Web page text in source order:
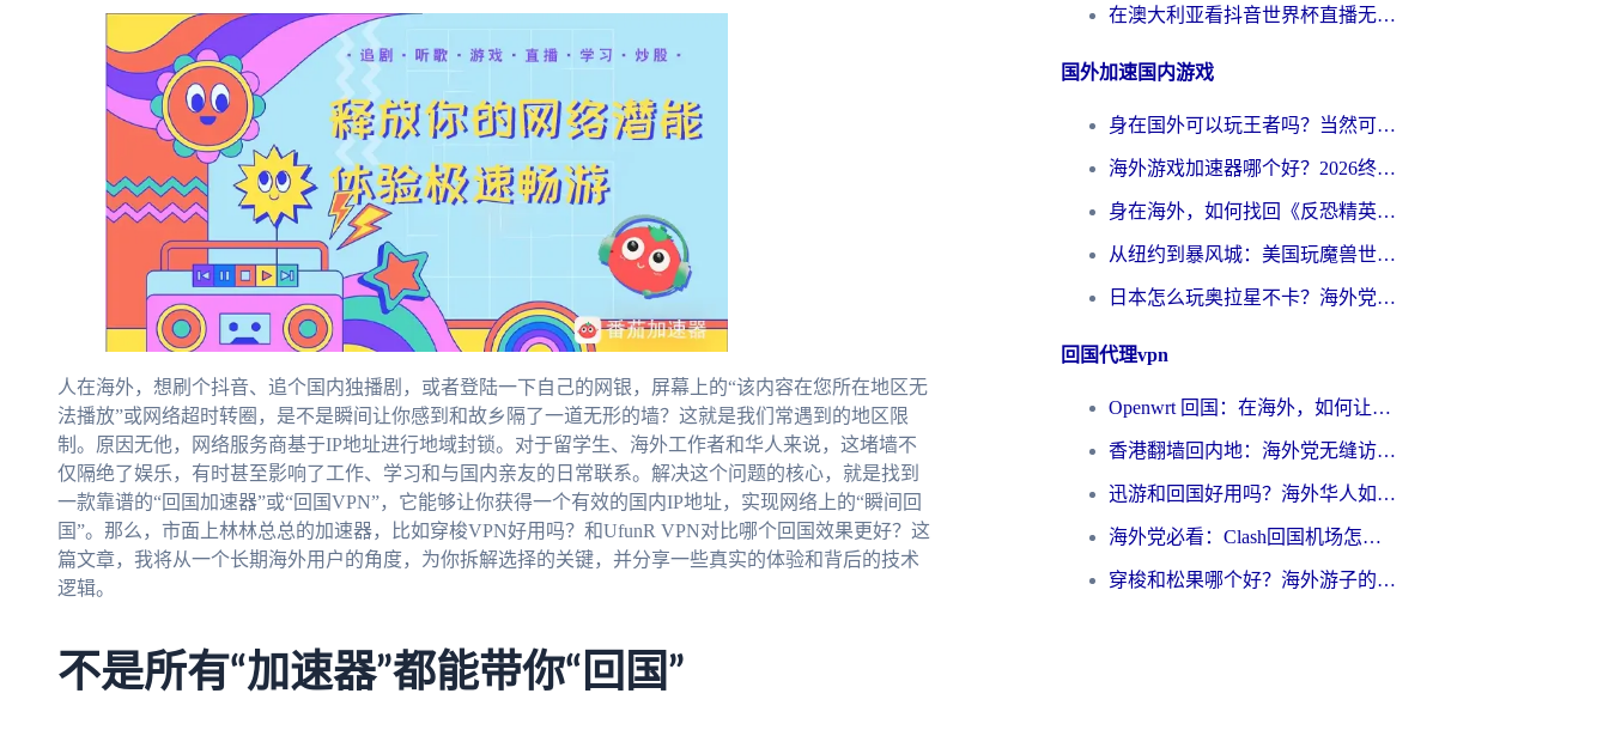
人在海外，想刷个抖音、追个国内独播剧，或者登陆一下自己的网银，屏幕上的“该内容在您所在地区无
法播放”或网络超时转圈，是不是瞬间让你感到和故乡隔了一道无形的墙？这就是我们常遇到的地区限
制。原因无他，网络服务商基于IP地址进行地域封锁。对于留学生、海外工作者和华人来说，这堵墙不
仅隔绝了娱乐，有时甚至影响了工作、学习和与国内亲友的日常联系。解决这个问题的核心，就是找到
一款靠谱的“回国加速器”或“回国VPN”，它能够让你获得一个有效的国内IP地址，实现网络上的“瞬间回
国”。那么，市面上林林总总的加速器，比如穿梭VPN好用吗？和UfunR VPN对比哪个回国效果更好？这
篇文章，我将从一个长期海外用户的角度，为你拆解选择的关键，并分享一些真实的体验和背后的技术
逻辑。
不是所有“加速器”都能带你“回国”
在澳大利亚看抖音世界杯直播无法播放？海外党体育观赛终极指南来了！
国外加速国内游戏
身在国外可以玩王者吗？当然可以，但你需要这份“加速”指南
海外游戏加速器哪个好？2026终极指南帮你畅玩国服+解决卡顿难题
身在海外，如何找回《反恐精英：全球攻势》国服的丝滑手感？一份给你的终极指南
从纽约到暴风城：美国玩魔兽世界，如何找到你的最佳网络航线
日本怎么玩奥拉星不卡？海外党国服游戏加速器选择全攻略
回国代理vpn
Openwrt 回国：在海外，如何让家的网络触手可及
香港翻墙回内地：海外党无缝访问国内资源的加速器选择全攻略
迅游和回国好用吗？海外华人如何选择靠谱的回国加速器
海外党必看：Clash回国机场怎么选？一篇搞定无缝访问国内资源的全攻略
穿梭和松果哪个好？海外游子的数字归乡路，到底该怎么选